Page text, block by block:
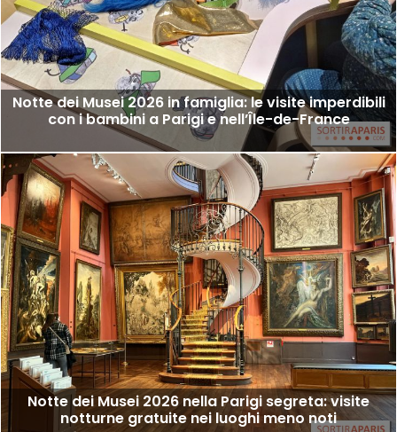
Notte dei Musei 2026 in famiglia: le visite imperdibili
con i bambini a Parigi e nell’Île-de-France
Notte dei Musei 2026 nella Parigi segreta: visite
notturne gratuite nei luoghi meno noti